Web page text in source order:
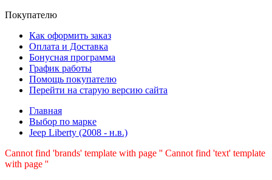
Покупателю
Как оформить заказ
Оплата и Доставка
Бонусная программа
График работы
Помощь покупателю
Перейти на старую версию сайта
Главная
Выбор по марке
Jeep Liberty (2008 - н.в.)
Cannot find 'brands' template with page '' Cannot find 'text' template
with page ''